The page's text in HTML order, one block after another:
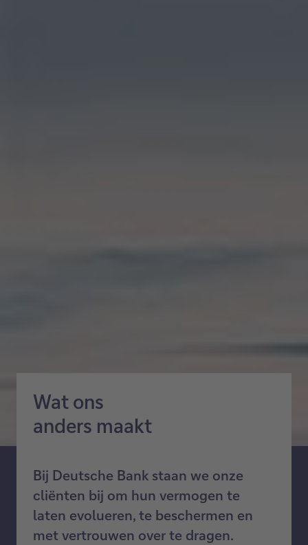
Wat ons
anders maakt
Bij Deutsche Bank staan we onze
cliënten bij om hun vermogen te
laten evolueren, te beschermen en
met vertrouwen over te dragen.